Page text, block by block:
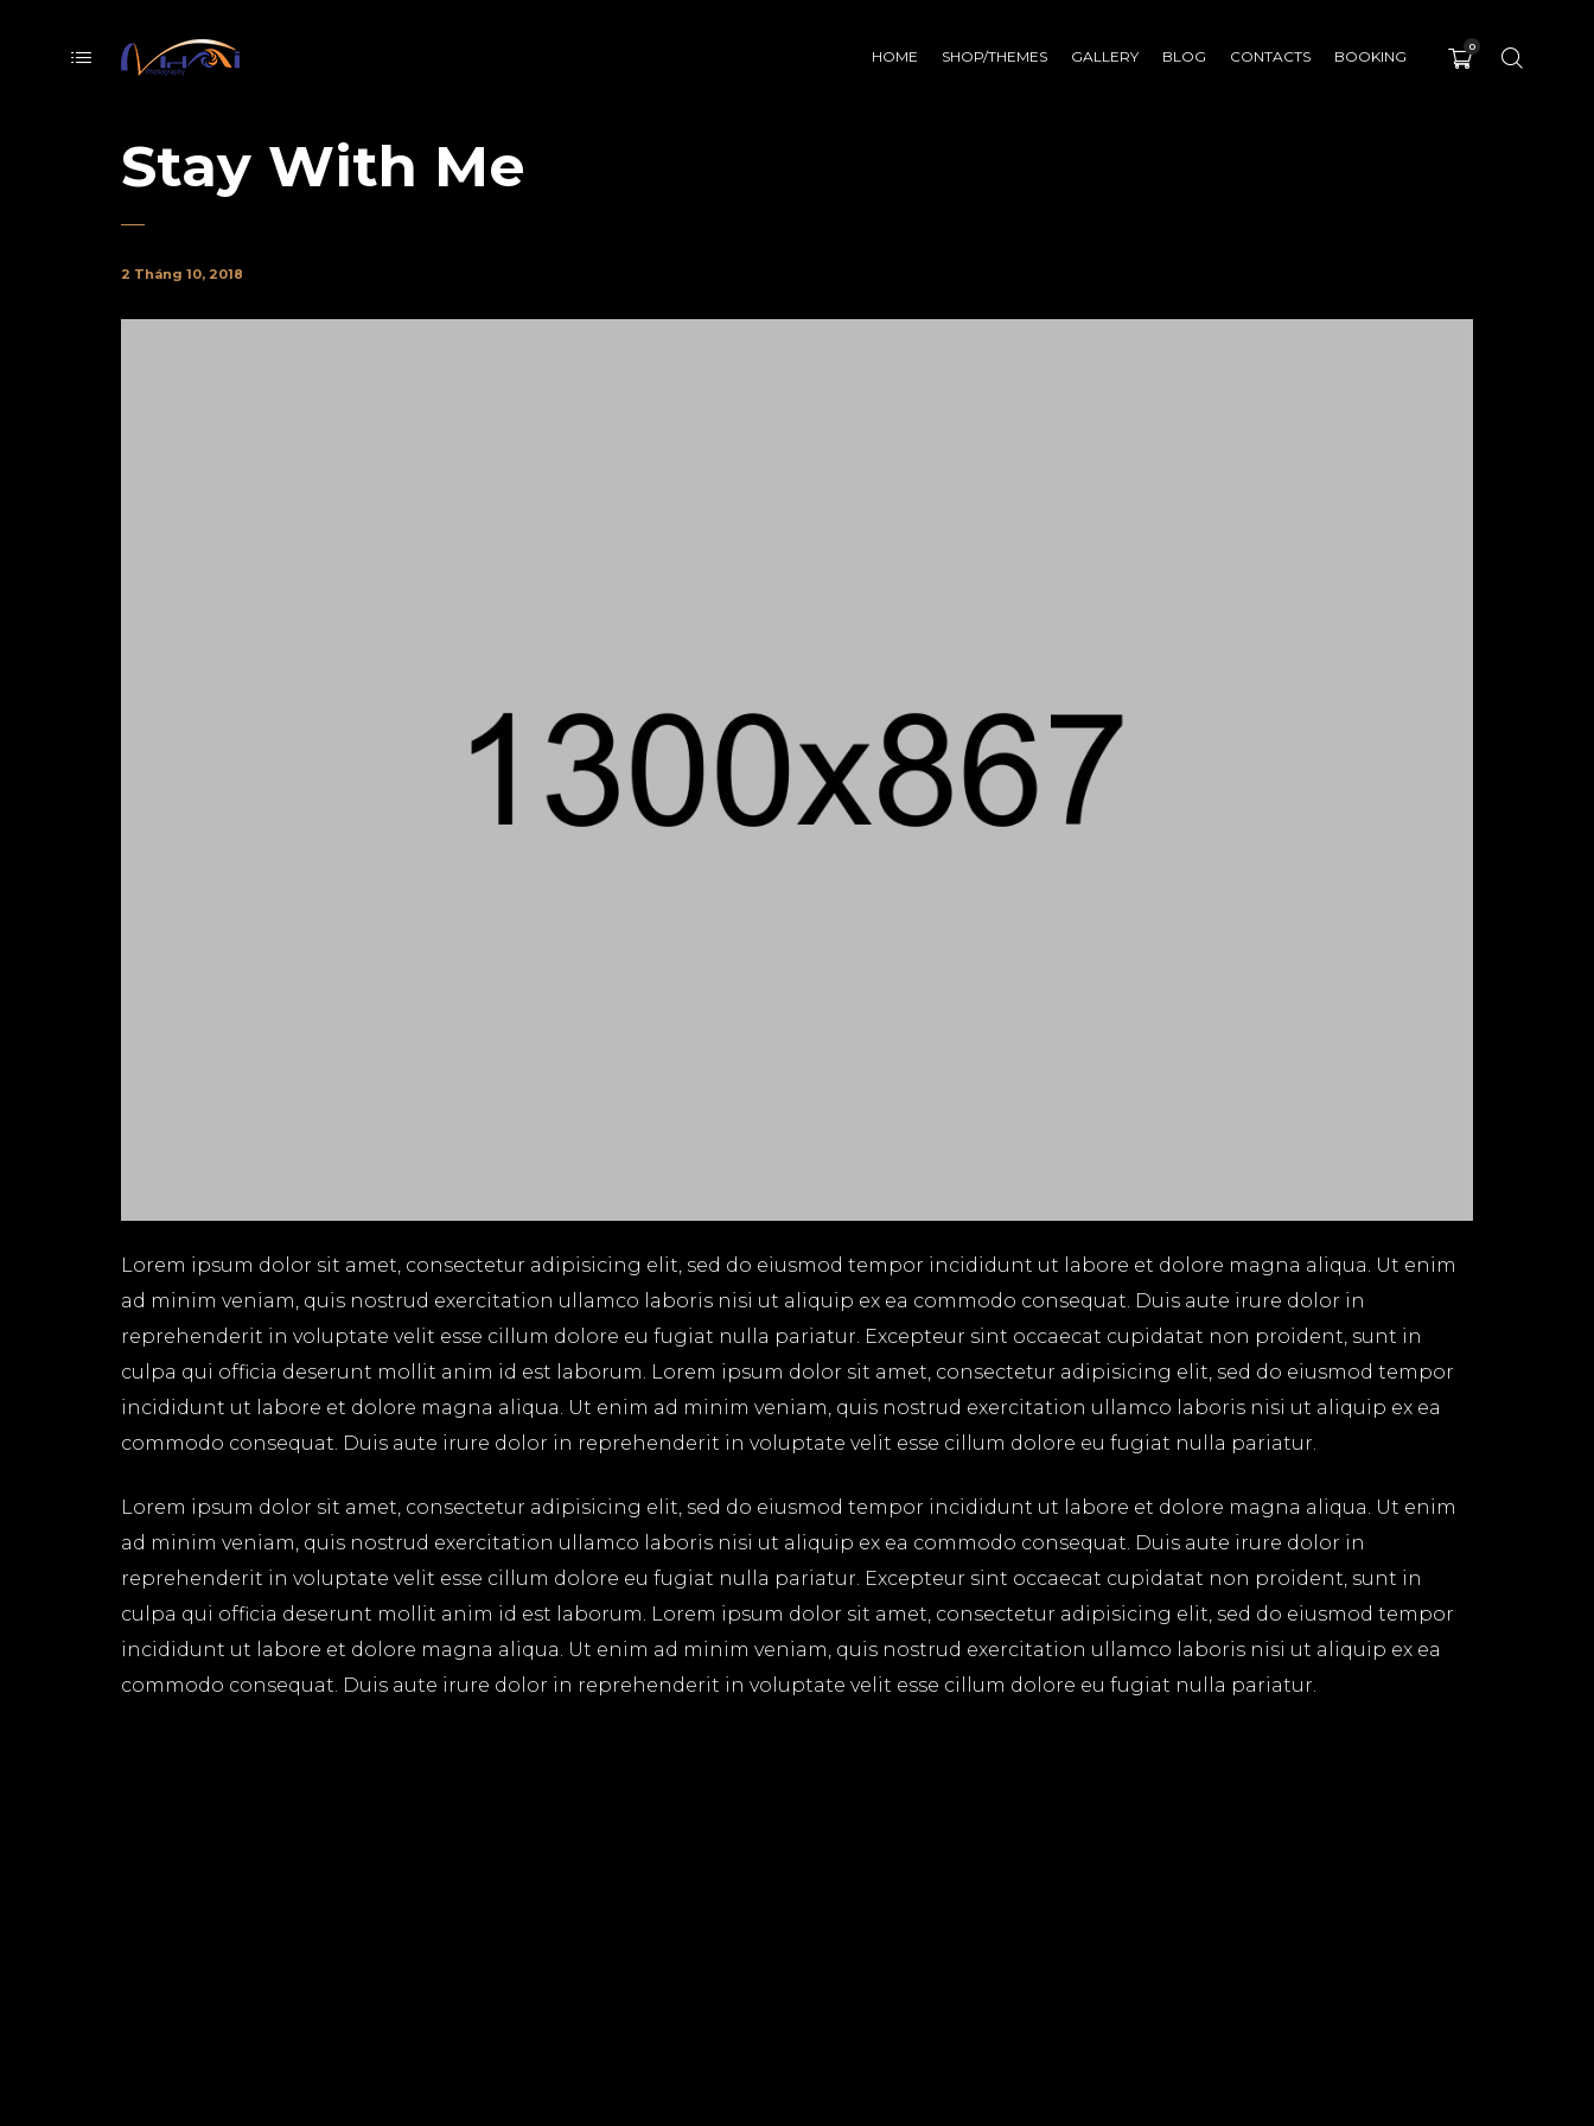
HOME SHOP/THEMES GALLERY BLOG CONTACTS BOOKING
0
Stay With Me
2 Tháng 10, 2018
Lorem ipsum dolor sit amet, consectetur adipisicing elit, sed do eiusmod tempor incididunt ut labore et dolore magna aliqua. Ut enim
ad minim veniam, quis nostrud exercitation ullamco laboris nisi ut aliquip ex ea commodo consequat. Duis aute irure dolor in
reprehenderit in voluptate velit esse cillum dolore eu fugiat nulla pariatur. Excepteur sint occaecat cupidatat non proident, sunt in
culpa qui officia deserunt mollit anim id est laborum. Lorem ipsum dolor sit amet, consectetur adipisicing elit, sed do eiusmod tempor
incididunt ut labore et dolore magna aliqua. Ut enim ad minim veniam, quis nostrud exercitation ullamco laboris nisi ut aliquip ex ea
commodo consequat. Duis aute irure dolor in reprehenderit in voluptate velit esse cillum dolore eu fugiat nulla pariatur.
Lorem ipsum dolor sit amet, consectetur adipisicing elit, sed do eiusmod tempor incididunt ut labore et dolore magna aliqua. Ut enim
ad minim veniam, quis nostrud exercitation ullamco laboris nisi ut aliquip ex ea commodo consequat. Duis aute irure dolor in
reprehenderit in voluptate velit esse cillum dolore eu fugiat nulla pariatur. Excepteur sint occaecat cupidatat non proident, sunt in
culpa qui officia deserunt mollit anim id est laborum. Lorem ipsum dolor sit amet, consectetur adipisicing elit, sed do eiusmod tempor
incididunt ut labore et dolore magna aliqua. Ut enim ad minim veniam, quis nostrud exercitation ullamco laboris nisi ut aliquip ex ea
commodo consequat. Duis aute irure dolor in reprehenderit in voluptate velit esse cillum dolore eu fugiat nulla pariatur.